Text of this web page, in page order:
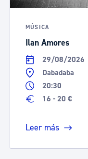
MÚSICA
Ilan Amores
29/08/2026
Dabadaba
20:30
16 - 20 €
Leer más